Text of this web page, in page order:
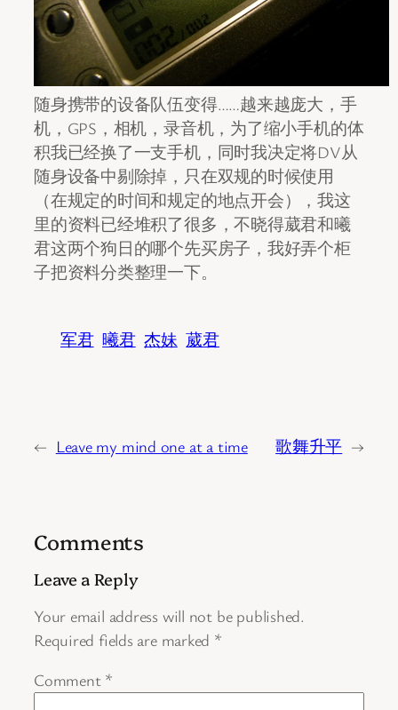
随身携带的设备队伍变得……越来越庞大，手
机，GPS，相机，录音机，为了缩小手机的体
积我已经换了一支手机，同时我决定将DV从
随身设备中剔除掉，只在双规的时候使用
（在规定的时间和规定的地点开会），我这
里的资料已经堆积了很多，不晓得葳君和曦
君这两个狗日的哪个先买房子，我好弄个柜
子把资料分类整理一下。
军君 曦君 杰妹 葳君
← Leave my mind one at a time 歌舞升平 →
Comments
Leave a Reply
Your email address will not be published.
Required fields are marked *
Comment *